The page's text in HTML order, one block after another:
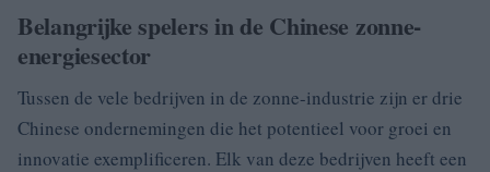
Belangrijke spelers in de Chinese zonne-
energiesector
Tussen de vele bedrijven in de zonne-industrie zijn er drie
Chinese ondernemingen die het potentieel voor groei en
innovatie exemplificeren. Elk van deze bedrijven heeft een